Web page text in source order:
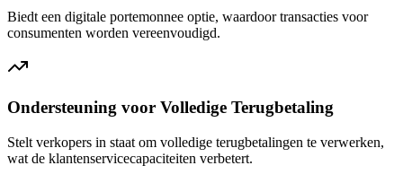
Biedt een digitale portemonnee optie, waardoor transacties voor
consumenten worden vereenvoudigd.
Ondersteuning voor Volledige Terugbetaling
Stelt verkopers in staat om volledige terugbetalingen te verwerken,
wat de klantenservicecapaciteiten verbetert.